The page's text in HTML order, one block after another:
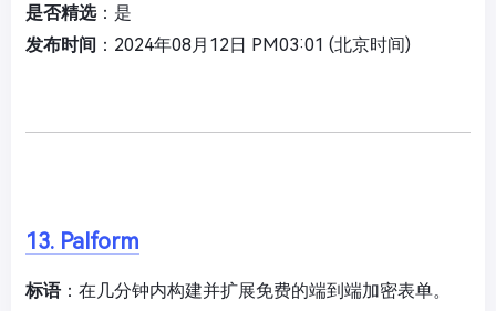
是否精选：是
发布时间 ：2024年08月12日 PM03:01 (北京时间)
13. Palform
标语：在几分钟内构建并扩展免费的端到端加密表单。